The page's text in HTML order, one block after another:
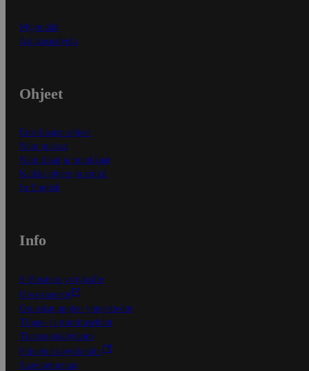
Myymälät
Asiakaspalvelu
Ohjeet
Ensitilaajan ohjeet
Näin maksat
Näin tilaat ja muokkaat
Kaikki ohjeet ja vinkit
In English
Info
S-Business yrityksille
Oiva-raportit
Osuuskauppojen yhteystiedot
Tilaus- ja toimitusehdot
Tietosuojakäytäntö
Palvelun käyttöehdot
Saavutettavuus